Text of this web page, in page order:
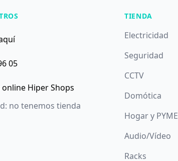
05
Hiper Shops
no tenemos tienda
TIENDA
Electricidad
Seguridad
CCTV
Domótica
Hogar y PYME
Audio/Vídeo
Racks